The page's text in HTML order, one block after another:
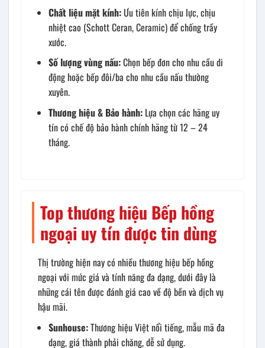
Chất liệu mặt kính: Ưu tiên kính chịu lực, chịu
nhiệt cao (Schott Ceran, Ceramic) để chống trầy
xước.
Số lượng vùng nấu:Chọn bếp đơn cho nhu cầu di
động hoặc bếp đôi/ba cho nhu cầu nấu thường
xuyên.
Thương hiệu & Bảo hành: Lựa chọn các hãng uy
tín có chế độ bảo hành chính hãng từ 12 – 24
tháng.
Top thương hiệu Bếp hồng
ngoại uy tín được tin dùng
Thị trường hiện nay có nhiều thương hiệu bếp hồng
ngoại với mức giá và tính năng đa dạng, dưới đây là
những cái tên được đánh giá cao về độ bền và dịch vụ
hậu mãi.
Sunhouse:Thương hiệu Việt nổi tiếng, mẫu mã đa
dạng, giá thành phải chăng, dễ sử dụng.